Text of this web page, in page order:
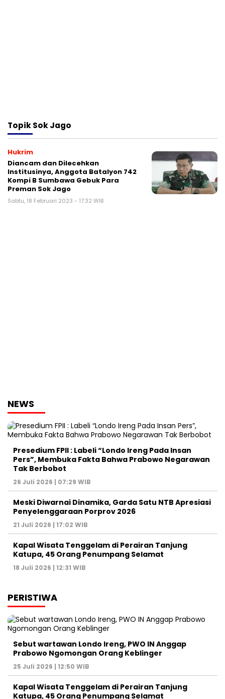
TopikSok Jago
Hukrim
Diancam dan Dilecehkan
Institusinya, Anggota Batalyon 742
Kompi B Sumbawa Gebuk Para
Preman Sok Jago
Sabtu, 18 Februari 2023 - 17:32 WIB
NEWS
Presedium FPII : Labeli “Londo Ireng Pada Insan
Pers”, Membuka Fakta Bahwa Prabowo Negarawan
Tak Berbobot
26 Juli 2026 | 07:29 WIB
Meski Diwarnai Dinamika, Garda Satu NTB Apresiasi
Penyelenggaraan Porprov 2026 ‎
21 Juli 2026 | 17:02 WIB
Kapal Wisata Tenggelam di Perairan Tanjung
Katupa, 45 Orang Penumpang Selamat
18 Juli 2026 | 12:31 WIB
PERISTIWA
Sebut wartawan Londo Ireng, PWO IN Anggap
Prabowo Ngomongan Orang Keblinger
25 Juli 2026 | 12:50 WIB
Kapal Wisata Tenggelam di Perairan Tanjung
Katupa, 45 Orang Penumpang Selamat